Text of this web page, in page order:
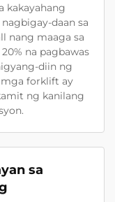
kakayahang
daan sa
nang maaga sa
na pagbawas
diin ng
forklift ay
ng kanilang
sa